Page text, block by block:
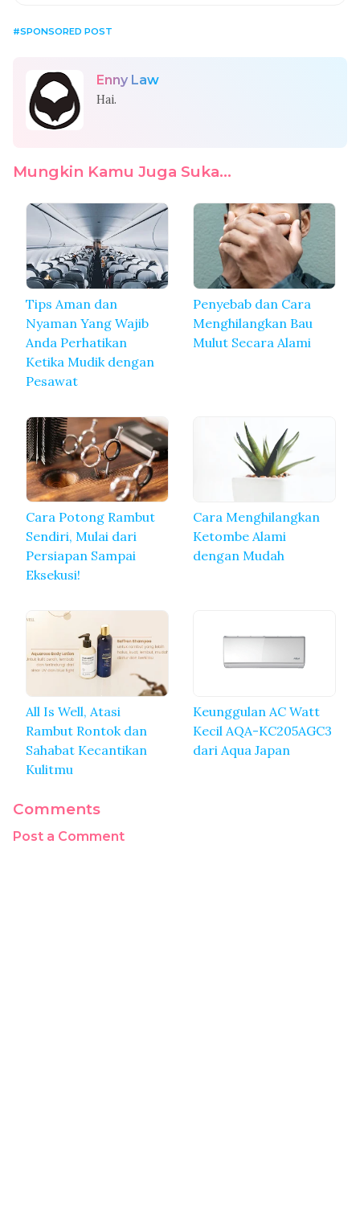
SPONSORED POST
Enny Law
Hai.
Mungkin Kamu Juga Suka...
Tips Aman dan
Nyaman Yang Wajib
Anda Perhatikan
Ketika Mudik dengan
Pesawat
Penyebab dan Cara
Menghilangkan Bau
Mulut Secara Alami
Cara Potong Rambut
Sendiri, Mulai dari
Persiapan Sampai
Eksekusi!
Cara Menghilangkan
Ketombe Alami
dengan Mudah
All Is Well, Atasi
Rambut Rontok dan
Sahabat Kecantikan
Kulitmu
Keunggulan AC Watt
Kecil AQA-KC205AGC3
dari Aqua Japan
Comments
Post a Comment